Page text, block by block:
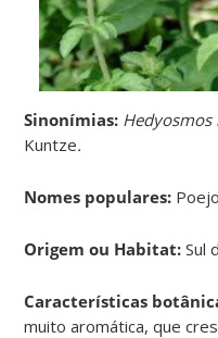
Sinonímias:
Kuntze.
Nomes populares:
Origem ou Habitat:Sul
Características
muito aromática, que